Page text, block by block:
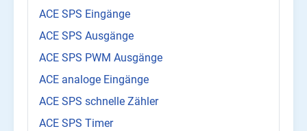
ACE SPS Eingänge
ACE SPS Ausgänge
ACE SPS PWM Ausgänge
ACE analoge Eingänge
ACE SPS schnelle Zähler
ACE SPS Timer